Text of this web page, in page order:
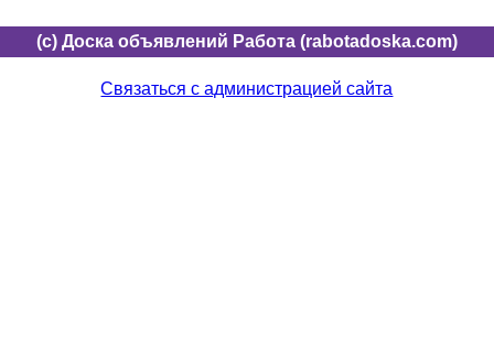
(c) Доска объявлений Работа (rabotadoska.com)
Связаться с администрацией сайта